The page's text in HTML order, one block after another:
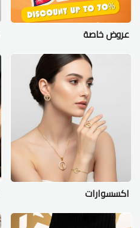
عروض خاصة
اكسسوارات